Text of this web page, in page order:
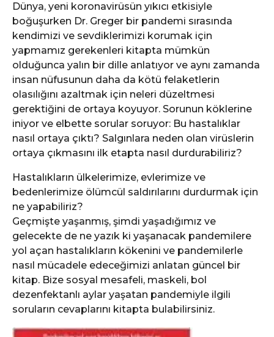
Dünya, yeni koronavirüsün yıkıcı etkisiyle
boğuşurken Dr. Greger bir pandemi sırasında
kendimizi ve sevdiklerimizi korumak için
yapmamız gerekenleri kitapta mümkün
olduğunca yalın bir dille anlatıyor ve aynı zamanda
insan nüfusunun daha da kötü felaketlerin
olasılığını azaltmak için neleri düzeltmesi
gerektiğini de ortaya koyuyor. Sorunun köklerine
iniyor ve elbette sorular soruyor: Bu hastalıklar
nasıl ortaya çıktı? Salgınlara neden olan virüslerin
ortaya çıkmasını ilk etapta nasıl durdurabiliriz?
Hastalıkların ülkelerimize, evlerimize ve
bedenlerimize ölümcül saldırılarını durdurmak için
ne yapabiliriz?
Geçmişte yaşanmış, şimdi yaşadığımız ve
gelecekte de ne yazık ki yaşanacak pandemilere
yol açan hastalıkların kökenini ve pandemilerle
nasıl mücadele edeceğimizi anlatan güncel bir
kitap. Bize sosyal mesafeli, maskeli, bol
dezenfektanlı aylar yaşatan pandemiyle ilgili
soruların cevaplarını kitapta bulabilirsiniz.